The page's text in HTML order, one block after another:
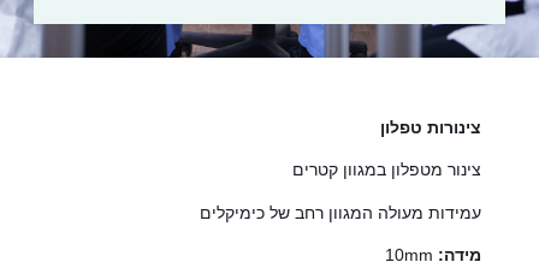
צינורות טפלון
צינור מטפלון במגוון קטרים
עמידות מעולה המגוון רחב של כימיקלים
מידה: